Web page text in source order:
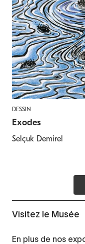
DESSIN
Exodes
Selçuk Demirel
Visitez le Musée
En plus de nos